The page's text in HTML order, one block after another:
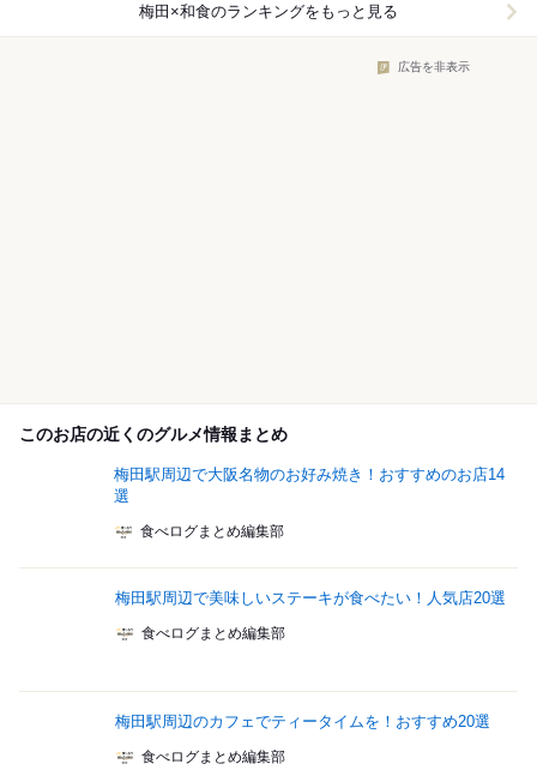
梅田×和食のランキングをもっと見る
広告を非表示
このお店の近くのグルメ情報まとめ
梅田駅周辺で大阪名物のお好み焼き！おすすめのお店14
選
食べログまとめ編集部
梅田駅周辺で美味しいステーキが食べたい！人気店20選
食べログまとめ編集部
梅田駅周辺のカフェでティータイムを！おすすめ20選
食べログまとめ編集部